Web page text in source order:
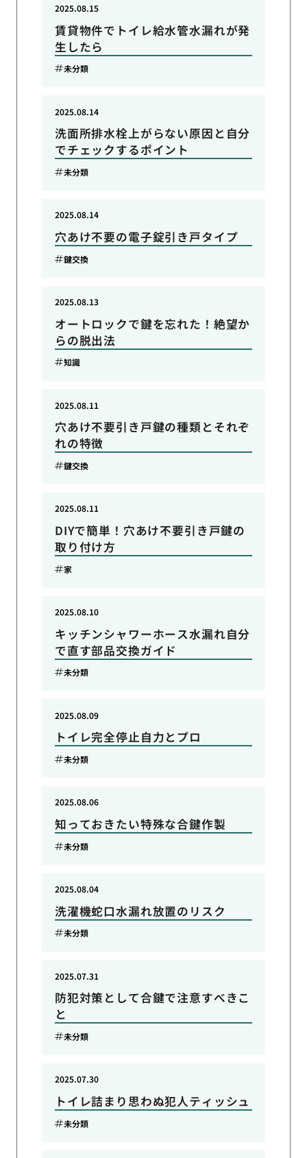
賃貸物件でトイレ給水管水漏れが発
生したら
2025.08.15
未分類
洗面所排水栓上がらない原因と自分
でチェックするポイント
2025.08.14
未分類
穴あけ不要の電子錠引き戸タイプ
2025.08.14
鍵交換
オートロックで鍵を忘れた！絶望か
らの脱出法
2025.08.13
知識
穴あけ不要引き戸鍵の種類とそれぞ
れの特徴
2025.08.11
鍵交換
DIYで簡単！穴あけ不要引き戸鍵の
取り付け方
2025.08.11
家
キッチンシャワーホース水漏れ自分
で直す部品交換ガイド
2025.08.10
未分類
トイレ完全停止自力とプロ
2025.08.09
未分類
知っておきたい特殊な合鍵作製
2025.08.06
未分類
洗濯機蛇口水漏れ放置のリスク
2025.08.04
未分類
防犯対策として合鍵で注意すべきこ
と
2025.07.31
未分類
トイレ詰まり思わぬ犯人ティッシュ
2025.07.30
未分類